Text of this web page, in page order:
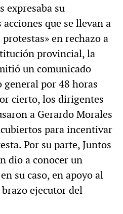
expresaba su
que se llevan a
en rechazo a
provincial, la
un comunicado
general por 48 horas
cierto, los dirigentes
a Gerardo Morales
para incentivar
Por su parte, Juntos
dio a conocer un
su caso, en apoyo al
ejecutor del